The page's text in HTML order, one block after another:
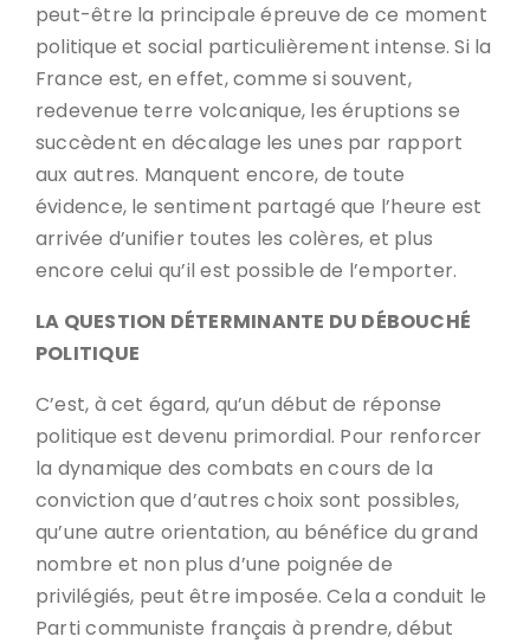
peut-être la principale épreuve de ce moment
politique et social particulièrement intense. Si la
France est, en effet, comme si souvent,
redevenue terre volcanique, les éruptions se
succèdent en décalage les unes par rapport
aux autres. Manquent encore, de toute
évidence, le sentiment partagé que l’heure est
arrivée d’unifier toutes les colères, et plus
encore celui qu’il est possible de l’emporter.
LA QUESTION DÉTERMINANTE DU DÉBOUCHÉ
POLITIQUE
C’est, à cet égard, qu’un début de réponse
politique est devenu primordial. Pour renforcer
la dynamique des combats en cours de la
conviction que d’autres choix sont possibles,
qu’une autre orientation, au bénéfice du grand
nombre et non plus d’une poignée de
privilégiés, peut être imposée. Cela a conduit le
Parti communiste français à prendre, début